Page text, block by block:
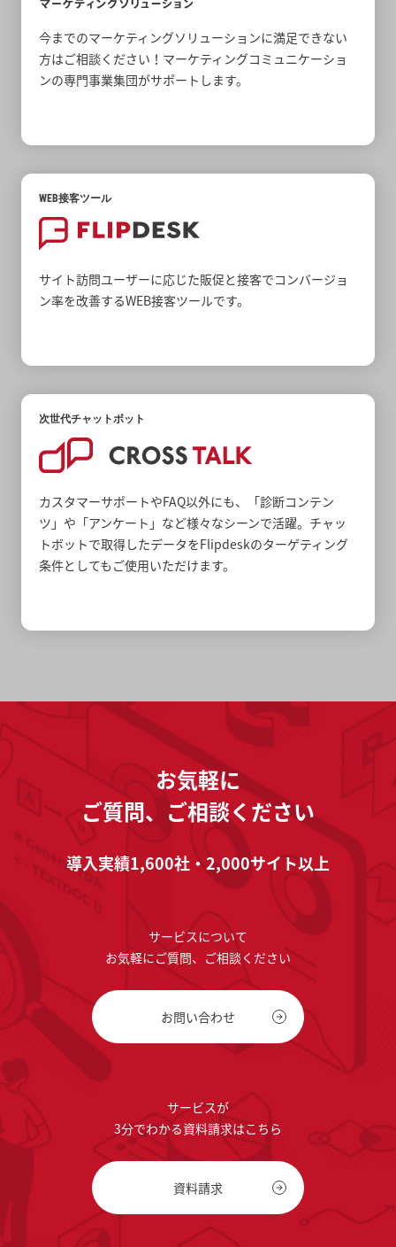
今までのマーケティングソリューションに満足できない
方はご相談ください！マーケティングコミュニケーショ
ンの専門事業集団がサポートします。
WEB接客ツール
サイト訪問ユーザーに応じた販促と接客でコンバージョ
ン率を改善するWEB接客ツールです。
次世代チャットボット
カスタマーサポートやFAQ以外にも、「診断コンテン
ツ」や「アンケート」など様々なシーンで活躍。チャッ
トボットで取得したデータをFlipdeskのターゲティング
条件としてもご使用いただけます。
お気軽に
ご質問、ご相談ください
導入実績1,600社・2,000サイト以上
サービスについて
お気軽にご質問、ご相談ください
お問い合わせ
サービスが
3分でわかる資料請求はこちら
資料請求